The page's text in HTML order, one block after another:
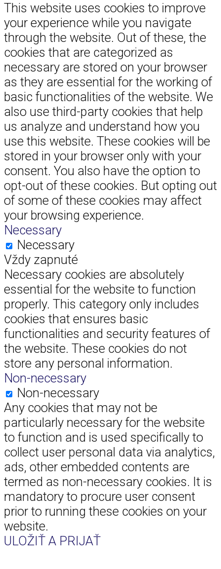
This website uses cookies to improve
your experience while you navigate
through the website. Out of these, the
cookies that are categorized as
necessary are stored on your browser
as they are essential for the working of
basic functionalities of the website. We
also use third-party cookies that help
us analyze and understand how you
use this website. These cookies will be
stored in your browser only with your
consent. You also have the option to
opt-out of these cookies. But opting out
of some of these cookies may affect
your browsing experience.
Necessary
Necessary
Vždy zapnuté
Necessary cookies are absolutely
essential for the website to function
properly. This category only includes
cookies that ensures basic
functionalities and security features of
the website. These cookies do not
store any personal information.
Non-necessary
Non-necessary
Any cookies that may not be
particularly necessary for the website
to function and is used specifically to
collect user personal data via analytics,
ads, other embedded contents are
termed as non-necessary cookies. It is
mandatory to procure user consent
prior to running these cookies on your
website.
ULOŽIŤ A PRIJAŤ